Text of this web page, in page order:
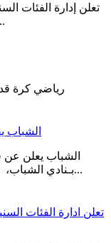
تعلن إدارة الفئات
للفئات
رياضي كرة
الشباب
الشباب يعلن عن
بـنادي الشباب، فرصتك لتكون لاعبًا في ⁧‫الشباب‬⁩ ‏تجارب الأداء...
تعلن ادارة الفئات